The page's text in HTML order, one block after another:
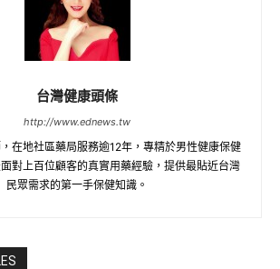
台灣健康頭條
http://www.ednews.tw
在地社區藥局服務逾12年，專精於男性健康保健
對上百位顧客的真實用藥經驗，提供最貼近台灣
民眾需求的第一手保健知識。